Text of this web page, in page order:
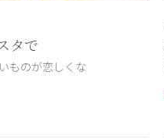
タで
ものが恋しくな